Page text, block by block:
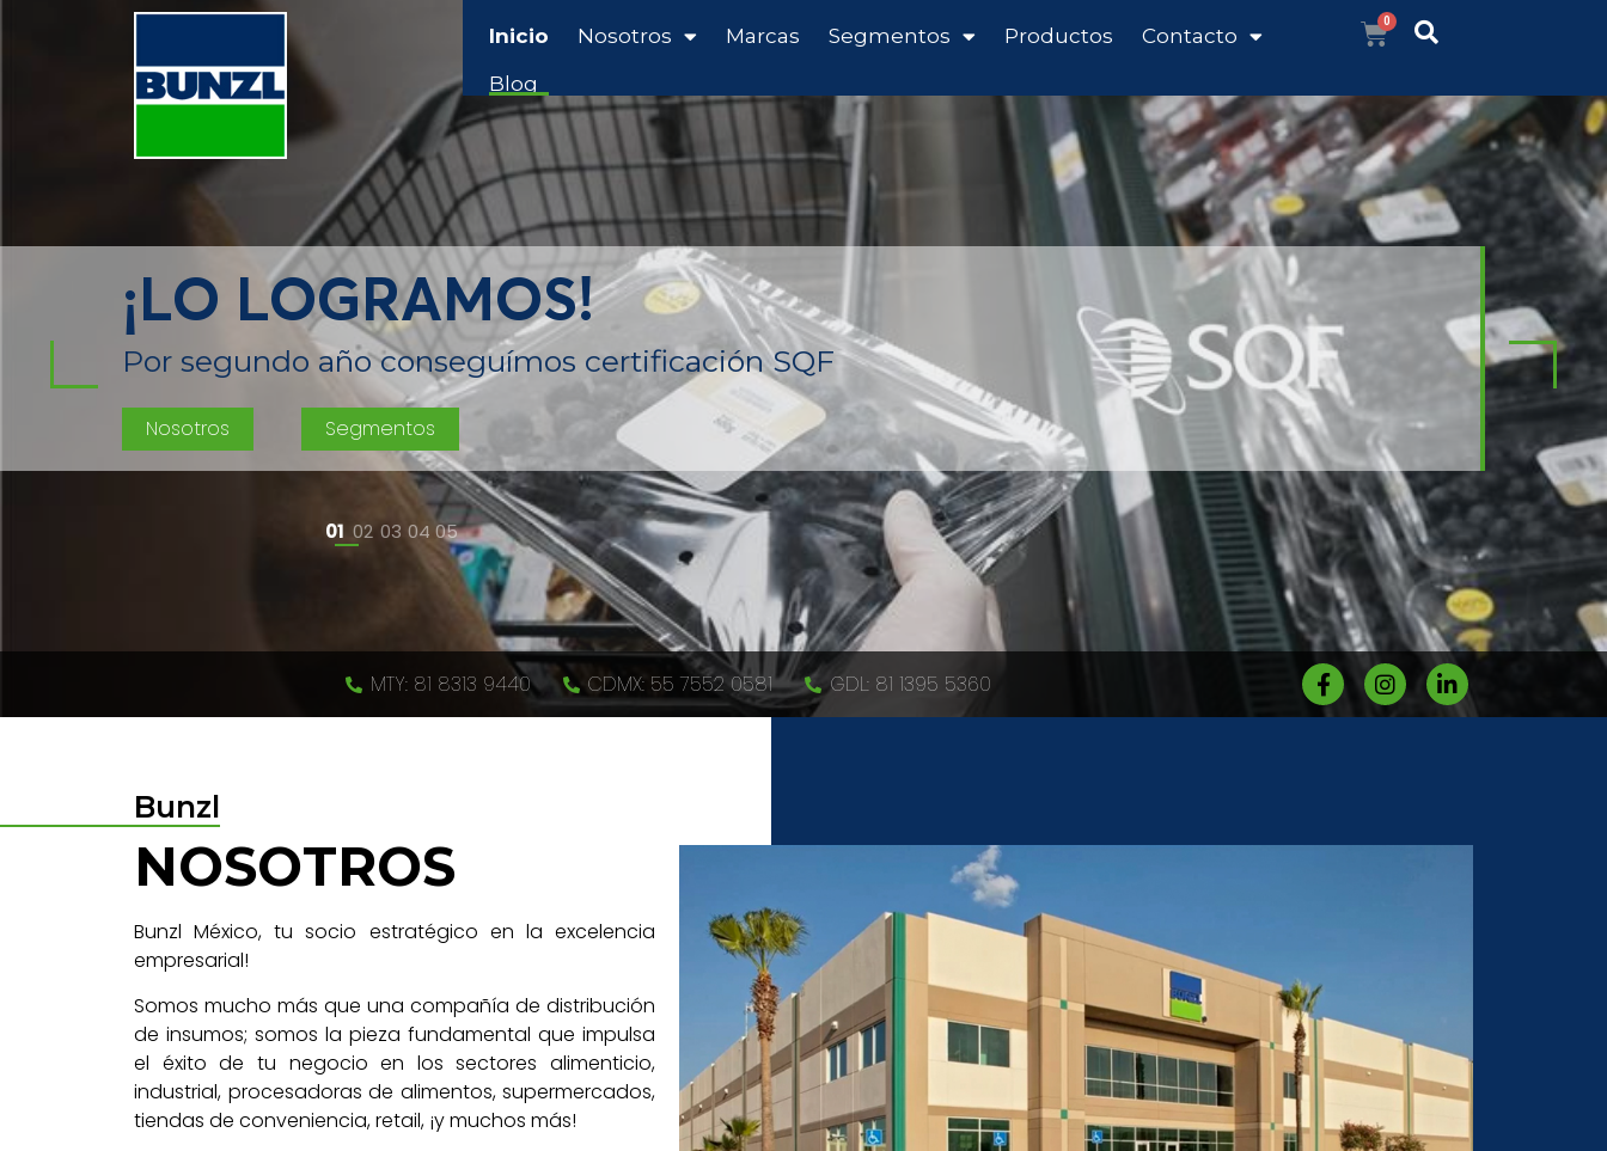
Inicio Nosotros Marcas Segmentos Productos
Contacto
Blog
¡LO LOGRAMOS!
Por segundo año conseguímos certificación SQF
Nosotros Segmentos
MTY: 81 8313 9440 CDMX: 55 7552 0581 GDL: 81 1395 5360
Bunzl
NOSOTROS
Bunzl México, tu socio estratégico en la excelencia
empresarial!
Somos mucho más que una compañía de distribución
de insumos; somos la pieza fundamental que impulsa
el éxito de tu negocio en los sectores alimenticio,
industrial, procesadoras de alimentos, supermercados,
tiendas de conveniencia, retail, ¡y muchos más!